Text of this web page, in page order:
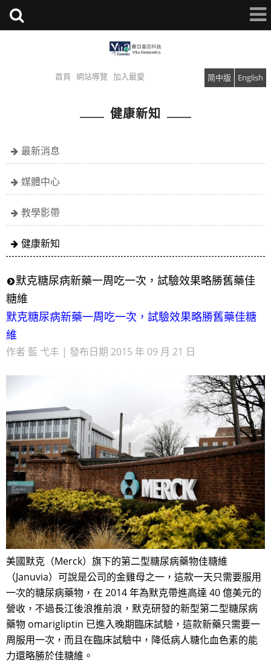
首頁 網站導覽 加入最愛 简中版 English
健康新知
最新消息
媒體中心
教學影帶
健康新知
默克糖尿病新藥一周吃一次，試驗效果略勝舊藥佳
糖維
默克糖尿病新藥一周吃一次，試驗效果略勝舊藥佳糖
維
作者 藍 弋丰 | 發布日期 2015 年 09 月 21 日
美國默克（Merck）旗下的第二型糖尿病藥物佳糖維
（Januvia）可說是公司的金雞母之一，這款一天只需要服用
一次的糖尿病藥物，在 2014 年為默克帶進高達 40 億美元的
營收，不過長江後浪推前浪，默克研發的新型第二型糖尿病
藥物 omarigliptin 已進入晚期臨床試驗，這款新藥只需要一
周服用一次，而且在臨床試驗中，降低病人糖化血色素的能
力還略勝於佳糖維。